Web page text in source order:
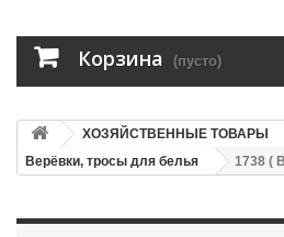
Корзина (пусто)
ХОЗЯЙСТВЕННЫЕ ТОВАРЫ
Верёвки, тросы для белья
1738 (